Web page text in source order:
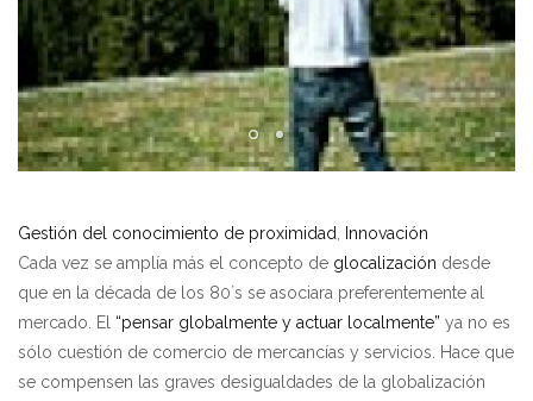
Gestión del conocimiento de proximidad
Innovación
Cada vez se amplía más el concepto de glocalización desde
que en la década de los 80´s se asociara preferentemente al
mercado. El “pensar globalmente y actuar localmente” ya no es
sólo cuestión de comercio de mercancías y servicios. Hace que
se compensen las graves desigualdades de la globalización